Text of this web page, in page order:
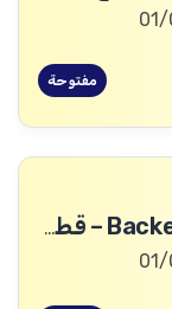
مفتوحة
مهندس/ة برمجيات Backend – قطاع التحول الرقمي